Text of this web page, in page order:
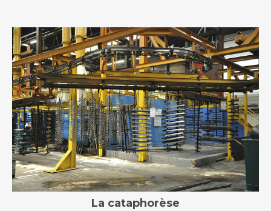
La cataphorèse